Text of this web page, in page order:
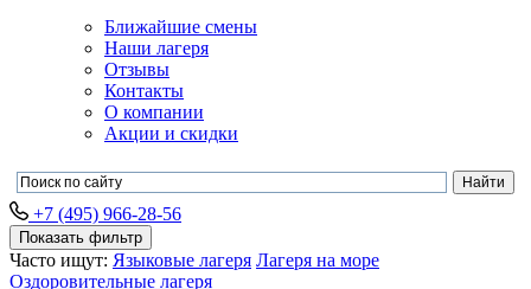
Ближайшие смены
Наши лагеря
Отзывы
Контакты
О компании
Акции и скидки
+7 (495) 966-28-56
Показать фильтр
Часто ищут: Языковые лагеря Лагеря на море
Оздоровительные лагеря